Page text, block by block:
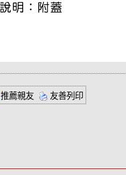
推薦親友 友善列印